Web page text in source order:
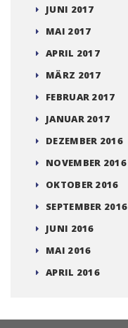
JUNI 2017
MAI 2017
APRIL 2017
MÄRZ 2017
FEBRUAR 2017
JANUAR 2017
DEZEMBER 2016
NOVEMBER 2016
OKTOBER 2016
SEPTEMBER 2016
JUNI 2016
MAI 2016
APRIL 2016